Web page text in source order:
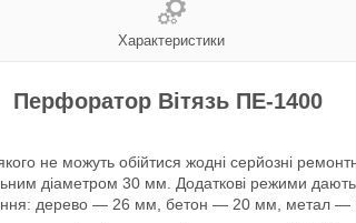
Характеристики
Перфоратор Вітязь ПЕ-1400
не можуть обійтися жодні серйозні
діаметром 30 мм. Додаткові режими
дерево — 26 мм, бетон — 20 мм, метал —